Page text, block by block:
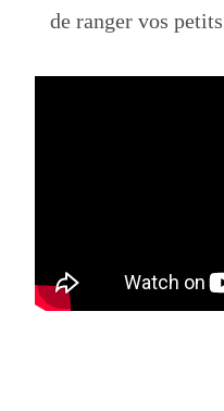
de ranger vos